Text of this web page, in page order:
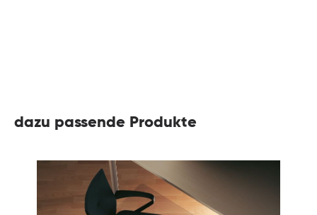
dazu passende Produkte